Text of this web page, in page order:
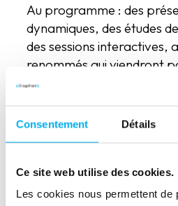
Consentement Détails
Ce site web utilise des cookies.
Les cookies nous permettent de
Au programme : des
dynamiques, des études
des sessions interactives,
renommés qui viendront
expertise pour vous
pédale supplémentaire
Rendez-vous à votre